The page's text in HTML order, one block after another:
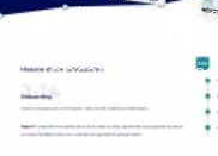
qui propose des
comptes
encadrés par